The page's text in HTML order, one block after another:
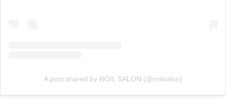
A post shared by ROIL SALON (@roilsalon)